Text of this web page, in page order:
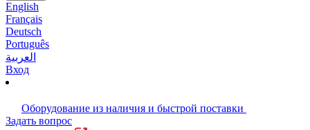
English
Français
Deutsch
Português
العربية
Вход
Оборудование из наличия и быстрой поставки
Задать вопрос